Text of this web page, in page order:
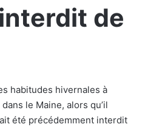
de
habitudes hivernales à
le Maine, alors qu’il
été précédemment interdit